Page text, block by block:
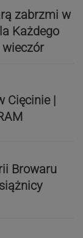
zabrzmi w
Każdego
Cięcinie |
Browaru